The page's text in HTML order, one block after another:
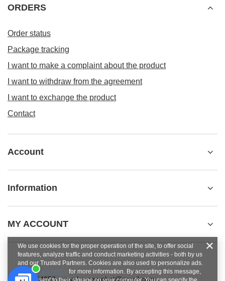
ORDERS
Order status
Package tracking
I want to make a complaint about the product
I want to withdraw from the agreement
I want to exchange the product
Contact
Account
Information
MY ACCOUNT
+48784454053 pawel.superrobot@gmail.com
We use cookies for the proper operation of the site, to offer social
features, analyze traffic and conduct marketing activities - both by us
and our Trusted Partners. Cookies are also used to personalize ads.
privacy policy for more information. By accepting this message,